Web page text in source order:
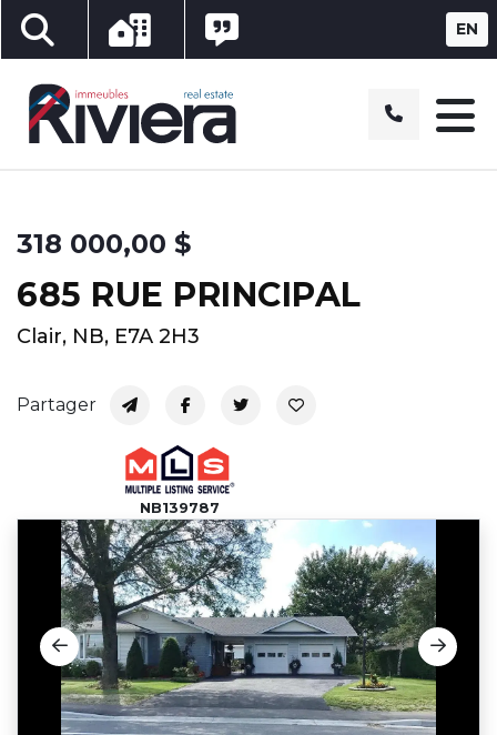
Recherche de propriétés
Informations d'achat et de vente EN
318 000,00 $
685 RUE PRINCIPAL
Clair, NB, E7A 2H3
Partager
NB139787